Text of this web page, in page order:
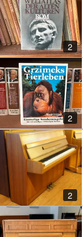
2
2
2